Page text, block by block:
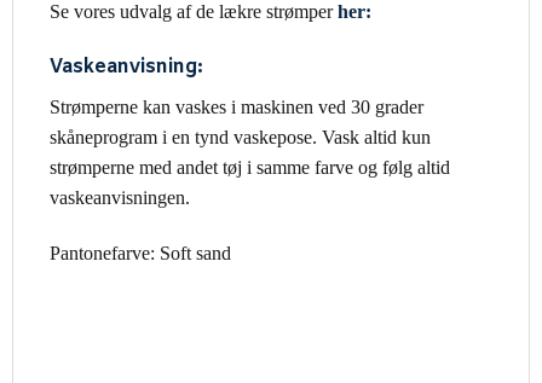
Se vores udvalg af de lækre strømperher:
Vaskeanvisning:
Strømperne kan vaskes i maskinen ved 30 grader
skåneprogram i en tynd vaskepose. Vask altid kun
strømperne med andet tøj i samme farve og følg altid
vaskeanvisningen.
Pantonefarve: Soft sand